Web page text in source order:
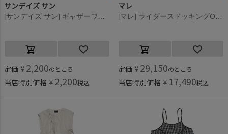
サンデイズ サン
定価 ¥ 2,200のところ
当店特別価格 ¥ 2,200税込
マレ
定価 ¥ 29,150のところ
当店特別価格 ¥ 17,490税込